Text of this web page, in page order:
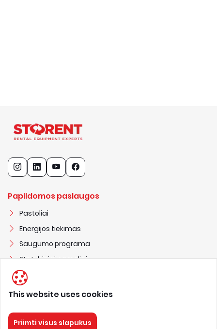
Papildomos paslaugos
Pastoliai
Energijos tiekimas
Saugumo programa
Statybiniai nameliai
STORENT UAB
302251303
nuoma@storent.com
This website uses cookies
Priimti visus slapukus